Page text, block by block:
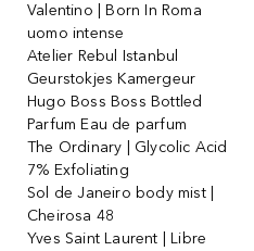
Valentino | Born In Roma
uomo intense
Atelier Rebul Istanbul
Geurstokjes Kamergeur
Hugo Boss Boss Bottled
Parfum Eau de parfum
The Ordinary | Glycolic Acid
7% Exfoliating
Sol de Janeiro body mist |
Cheirosa 48
Yves Saint Laurent | Libre